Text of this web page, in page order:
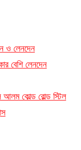
ও লেনদেন
বেশি লেনদেন
কোল্ড রোল্ড স্টিল